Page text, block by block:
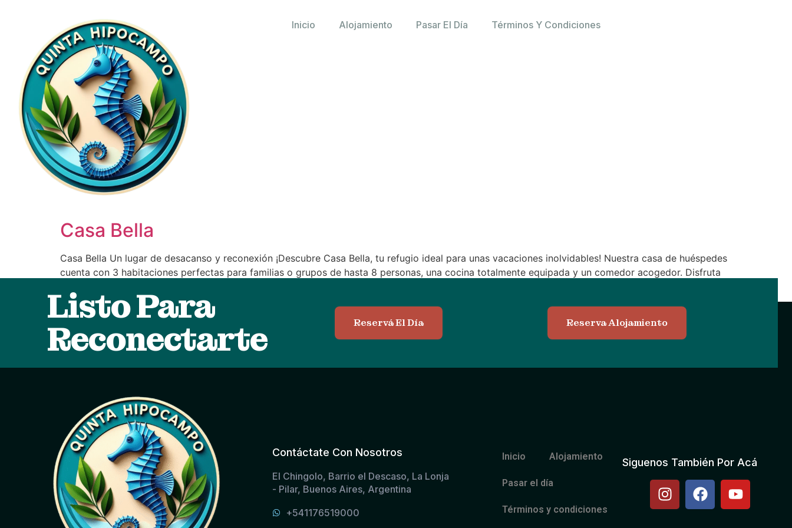
Inicio Alojamiento Pasar El Día Términos Y Condiciones
Casa Bella
Casa Bella Un lugar de desacanso y reconexión ¡Descubre Casa Bella, tu refugio ideal para unas vacaciones inolvidables! Nuestra casa de huéspedes
cuenta con 3 habitaciones perfectas para familias o grupos de hasta 8 personas, una cocina totalmente equipada y un comedor acogedor. Disfruta
Listo Para
Reconectarte Reservá El Día Reserva Alojamiento
Contáctate Con Nosotros
El Chingolo, Barrio el Descaso, La Lonja
- Pilar, Buenos Aires, Argentina
+541176519000
Inicio Alojamiento
Pasar el día
Términos y condiciones
Siguenos También Por Acá